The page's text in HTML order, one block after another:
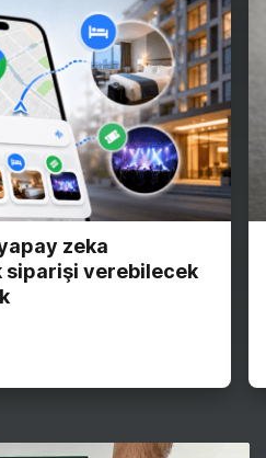
zeka
siparişi verebilecek